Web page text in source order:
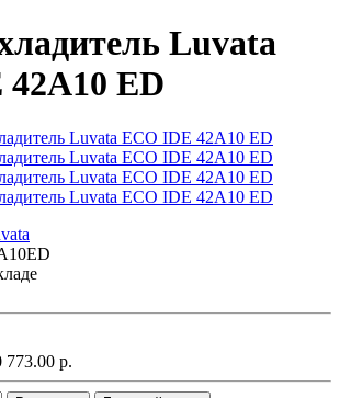
Luvata
ED
р.